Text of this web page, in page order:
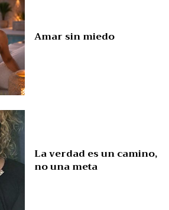
Amar sin miedo
La verdad es un camino,
no una meta